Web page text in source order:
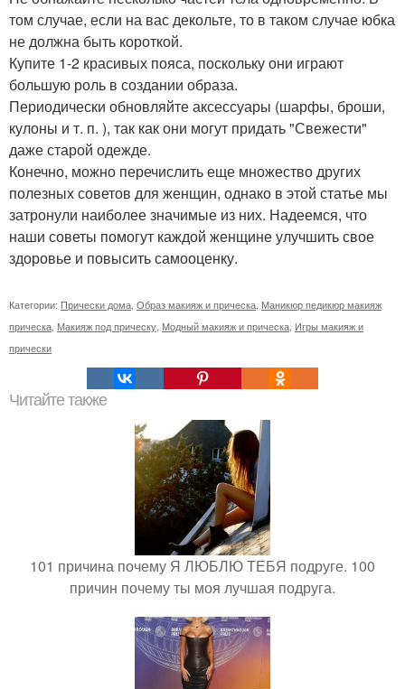
том случае, если на вас декольте, то в таком случае юбка
не должна быть короткой.
Купите 1-2 красивых пояса, поскольку они играют
большую роль в создании образа.
Периодически обновляйте аксессуары (шарфы, броши,
кулоны и т. п. ), так как они могут придать "Свежести"
даже старой одежде.
Конечно, можно перечислить еще множество других
полезных советов для женщин, однако в этой статье мы
затронули наиболее значимые из них. Надеемся, что
наши советы помогут каждой женщине улучшить свое
здоровье и повысить самооценку.
Категории: Прически дома Образ макияж и прическа Маникюр педикюр макияж
прическа Макияж под прическу Модный макияж и прическа Игры макияж и
прически
Читайте также
101 причина почему Я ЛЮБЛЮ ТЕБЯ подруге. 100
причин почему ты моя лучшая подруга.